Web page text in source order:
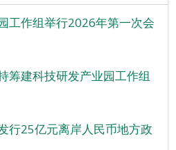
工作组举行2026年第一次会
筹建科技研发产业园工作组
行25亿元离岸人民币地方政